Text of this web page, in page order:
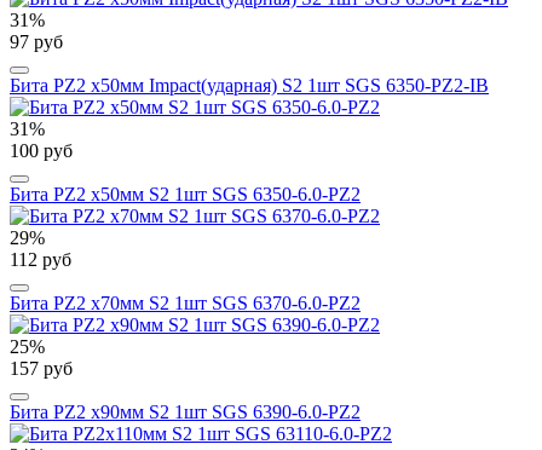
31%
97 руб
Бита PZ2 х50мм Impact(ударная) S2 1шт SGS 6350-PZ2-IB
31%
100 руб
Бита PZ2 х50мм S2 1шт SGS 6350-6.0-PZ2
29%
112 руб
Бита PZ2 х70мм S2 1шт SGS 6370-6.0-PZ2
25%
157 руб
Бита PZ2 х90мм S2 1шт SGS 6390-6.0-PZ2